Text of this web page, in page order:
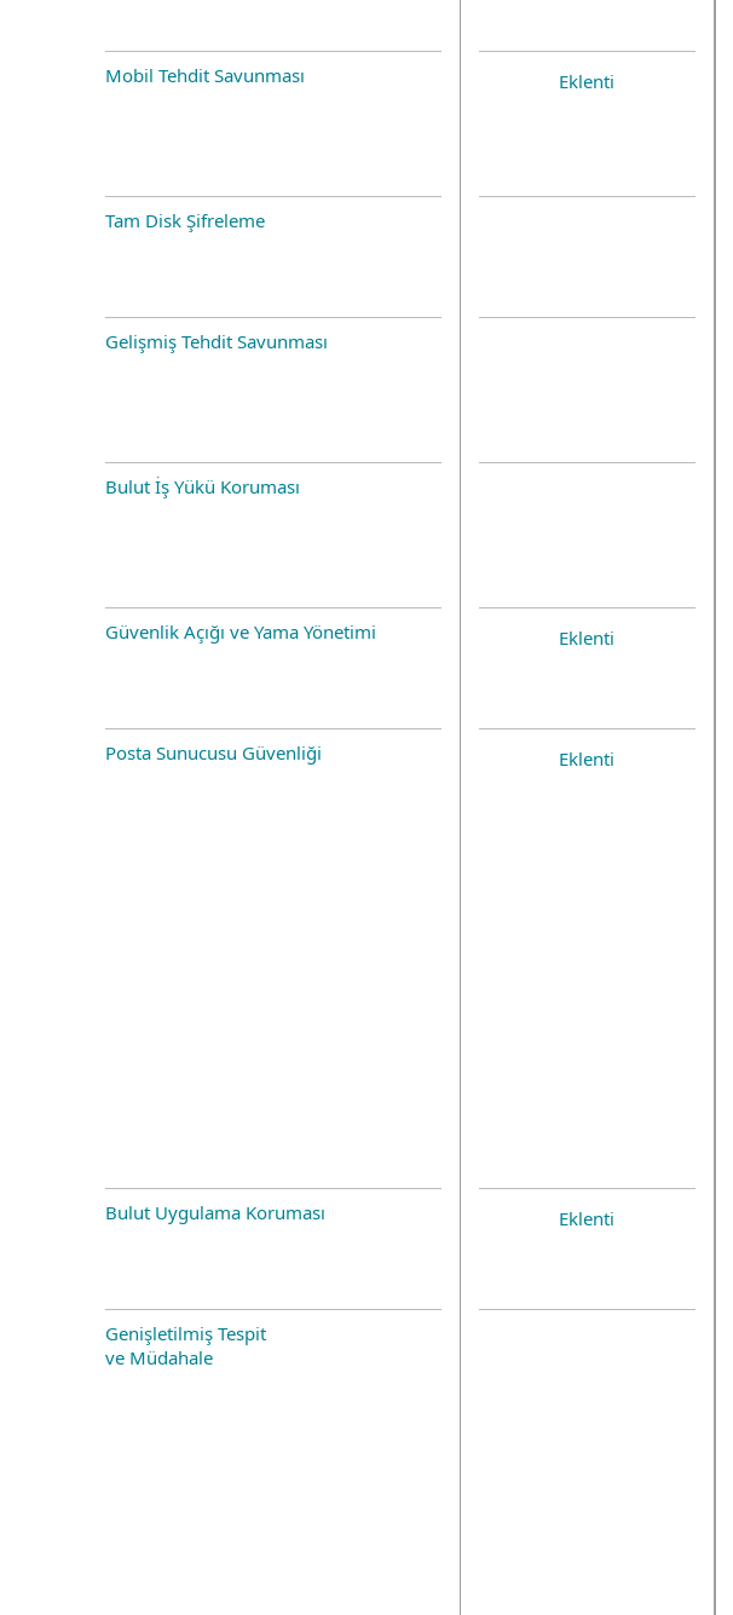
Mobil Tehdit Savunması Eklenti
Tam Disk Şifreleme
Gelişmiş Tehdit Savunması
Bulut İş Yükü Koruması
Güvenlik Açığı ve Yama Yönetimi Eklenti
Posta Sunucusu Güvenliği Eklenti
Bulut Uygulama Koruması Eklenti
Genişletilmiş Tespit
ve Müdahale